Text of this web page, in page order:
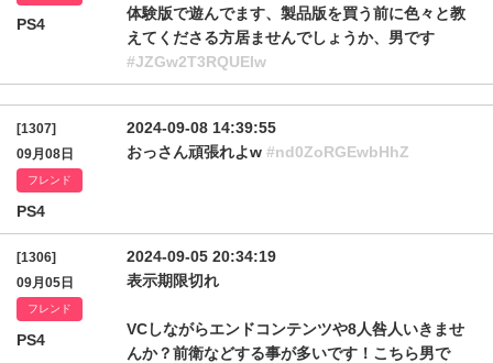
PS4
体験版で遊んでます、製品版を買う前に色々と教
えてくださる方居ませんでしょうか、男です
#JZGw2T3RQUEIw
[1307]
09月08日
フレンド
PS4
2024-09-08 14:39:55
おっさん頑張れよw #nd0ZoRGEwbHhZ
[1306]
09月05日
フレンド
PS4
2024-09-05 20:34:19
表示期限切れ
VCしながらエンドコンテンツや8人咎人いきませ
んか？前衛などする事が多いです！こちら男で